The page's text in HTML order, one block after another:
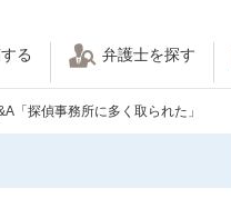
る 弁護士を探す
「探偵事務所に多く取られた」